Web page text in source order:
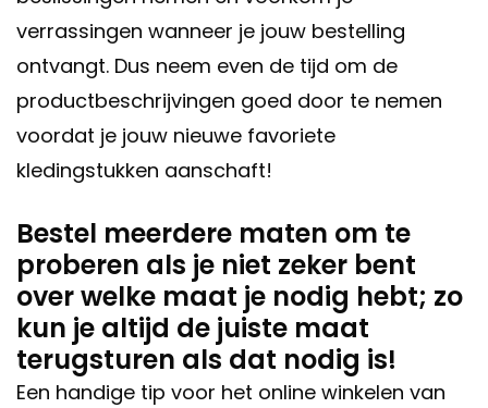
verrassingen wanneer je jouw bestelling
ontvangt. Dus neem even de tijd om de
productbeschrijvingen goed door te nemen
voordat je jouw nieuwe favoriete
kledingstukken aanschaft!
Bestel meerdere maten om te
proberen als je niet zeker bent
over welke maat je nodig hebt; zo
kun je altijd de juiste maat
terugsturen als dat nodig is!
Een handige tip voor het online winkelen van